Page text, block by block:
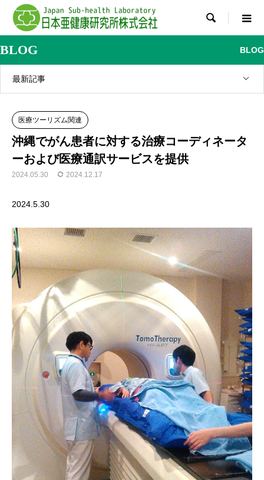

BLOG BLOG
最新記事
医療ツーリズム関連
沖縄でがん患者に対する治療コーディネータ
ーおよび医療通訳サービスを提供
2024.05.30 2024.12.17
2024.5.30